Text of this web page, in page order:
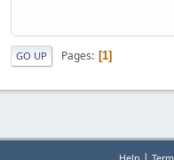
GO UP Pages 1